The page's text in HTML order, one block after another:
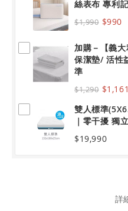
絲表布 專利
$1,990 $990
加購－【義
保潔墊/ 活性
準
$1,290 $1,161
雙人標準
｜零干擾 獨
$19,990
詳